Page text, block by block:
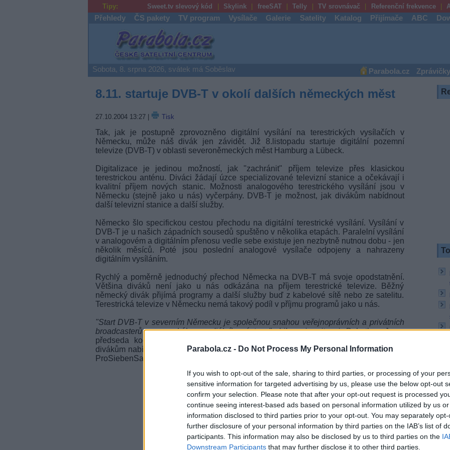
Parabola.cz - Do Not Process My Personal Information
If you wish to opt-out of the sale, sharing to third parties, or processing of your
sensitive information for targeted advertising by us, please use the below opt-out
confirm your selection. Please note that after your opt-out request is processed
continue seeing interest-based ads based on personal information utilized by us
information disclosed to third parties prior to your opt-out. You may separately
further disclosure of your personal information by third parties on the IAB’s list of
participants. This information may also be disclosed by us to third parties on the
Downstream Participants that may further disclose it to other third parties.
Tipy: Sweet.tv slevový kód Skylink freeSAT Telly TV srovnávač Referenční frekvence
Přehledy ČS pakety TV program Vysílače Galerie Satelity Katalog Přijímače ABC
Parabola.cz
Sobota, 8. srpna 2026, svátek má Soběslav Parabola.cz Zprávičky
8.11. startuje DVB-T v okolí dalších německých měst
27.10.2004 13:27| Tisk
Tak, jak je postupně zprovozněno digitální vysílání na terestrických vysílačích v
Německu, může náš divák jen závidět. Již 8.listopadu startuje digitální pozemní
televize (DVB-T) v oblasti severoněmeckých měst Hamburg a Lübeck.
Digitalizace je jedinou možností, jak "zachránit" příjem televize přes klasickou
terestrickou anténu. Diváci žádají úzce specializované televizní stanice a očekávají i
kvalitní příjem nových stanic. Možnosti analogového terestrického vysílání jsou v
Německu (stejně jako u nás) vyčerpány. DVB-T je možnost, jak divákům nabídnout
další televizní stanice a další služby.
Německo šlo specifickou cestou přechodu na digitální terestrické vysílání. Vysílání v
DVB-Tje u našich západních sousedů spuštěno v několika etapách. Paralelní vysílání
v analogovém a digitálním přenosu vedle sebe existuje jen nezbytně nutnou dobu - jen
několik měsíců. Poté jsou poslední analogové vysílače odpojeny a nahrazeny
digitálním vysíláním.
Rychlý a poměrně jednoduchý přechod Německa na DVB-Tmá svoje opodstatnění.
Většina diváků není jako u nás odkázána na příjem terestrické televize. Běžný
německý divák přijímá programy a další služby buď z kabelové sítě nebo ze satelitu.
Terestrická televize v Německu nemá takový podíl v příjmu programů jako u nás.
"Start DVB-Tv severním Německu je společnou snahou veřejnoprávních a privátních
broadcasterů a zemského mediálního ústavu", bilancuje situaci Dr.Lothar Jene,
předseda koordinační skupiny
divákům nabídne programy ARD, NDR, Radio Bremen, ZDF, programy skupin RTL a
ProSiebenSat1, Vox, MTV, Hamburg 1 či Neun Live.